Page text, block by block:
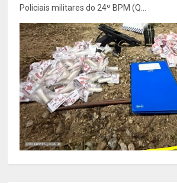
Policiais militares do 24º BPM (Q...